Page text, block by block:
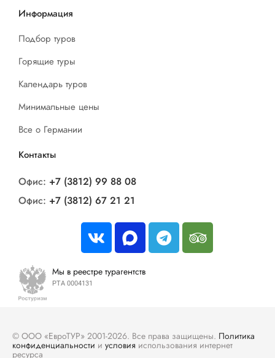
Информация
Подбор туров
Горящие туры
Календарь туров
Минимальные цены
Все о Германии
Контакты
Офис: +7 (3812) 99 88 08
Офис: +7 (3812) 67 21 21
Мы в реестре турагентств
РТА 0004131
© ООО «ЕвроТУР» 2001-2026. Все права защищены. Политика
конфиденциальности и условия использования интернет
ресурса